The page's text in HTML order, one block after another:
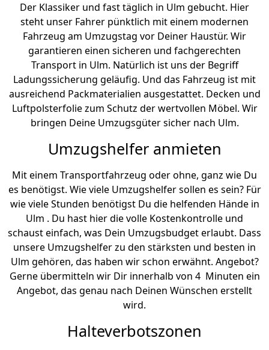
Der Klassiker und fast täglich in Ulm gebucht. Hier
steht unser Fahrer pünktlich mit einem modernen
Fahrzeug am Umzugstag vor Deiner Haustür. Wir
garantieren einen sicheren und fachgerechten
Transport in Ulm. Natürlich ist uns der Begriff
Ladungssicherung geläufig. Und das Fahrzeug ist mit
ausreichend Packmaterialien ausgestattet. Decken und
Luftpolsterfolie zum Schutz der wertvollen Möbel. Wir
bringen Deine Umzugsgüter sicher nach Ulm.
Umzugshelfer anmieten
Mit einem Transportfahrzeug oder ohne, ganz wie Du
es benötigst. Wie viele Umzugshelfer sollen es sein? Für
wie viele Stunden benötigst Du die helfenden Hände in
Ulm . Du hast hier die volle Kostenkontrolle und
schaust einfach, was Dein Umzugsbudget erlaubt. Dass
unsere Umzugshelfer zu den stärksten und besten in
Ulm gehören, das haben wir schon erwähnt. Angebot?
Gerne übermitteln wir Dir innerhalb von 4 Minuten ein
Angebot, das genau nach Deinen Wünschen erstellt
wird.
Halteverbotszonen